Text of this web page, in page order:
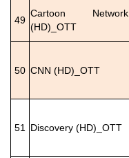
49
Cartoon Network
(HD)_OTT
50 CNN (HD)_OTT
51 Discovery (HD)_OTT